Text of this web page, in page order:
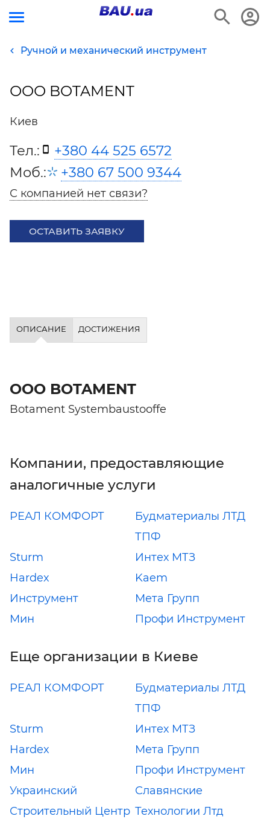
Ручной и механический инструмент
ООО BOTAMENT
Киев
Тел.:
+380 44 525 6572
Моб.:
+380 67 500 9344
С компанией нет связи?
ОСТАВИТЬ ЗАЯВКУ
ОПИСАНИЕ ДОСТИЖЕНИЯ
ООО BOTAMENT
Botament Systembaustooffe
Компании, предоставляющие
аналогичные услуги
РЕАЛ КОМФОРТ
Будматериалы ЛТД
ТПФ
Sturm
Интех МТЗ
Hardex
Kaem
Инструмент
Мета Групп
Мин
Профи Инструмент
Еще организации в Киеве
РЕАЛ КОМФОРТ
Будматериалы ЛТД
ТПФ
Sturm
Интех МТЗ
Hardex
Мета Групп
Мин
Профи Инструмент
Украинский
Строительный Центр
Славянские
Технологии Лтд